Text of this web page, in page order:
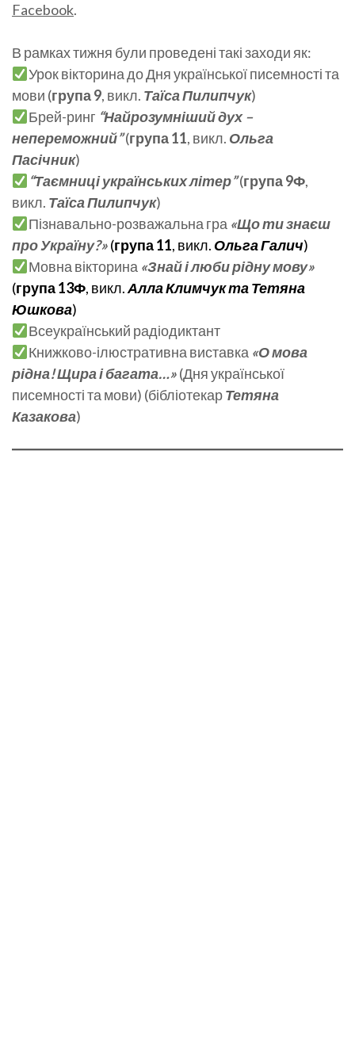
Facebook.
В рамках тижня були проведені такі заходи як:
Урок вікторина до Дня української писемності та
мови (група 9, викл. Таїса Пилипчук)
Брей-ринг “Найрозумніший дух –
непереможний”(група 11, викл. Ольга
Пасічник)
“Таємниці українських літер”(група 9Ф,
викл. Таїса Пилипчук)
Пізнавально-розважальна гра «Що ти знаєш
про Україну?»(група 11, викл. Ольга Галич)
Мовна вікторина «Знай і люби рідну мову»
(група 13Ф, викл.Алла Климчук та Тетяна
Юшкова)
Всеукраїнський радіодиктант
Книжково-ілюстративна виставка «О мова
рідна! Щира і багата…»(Дня української
писемності та мови) (бібліотекарТетяна
Казакова)